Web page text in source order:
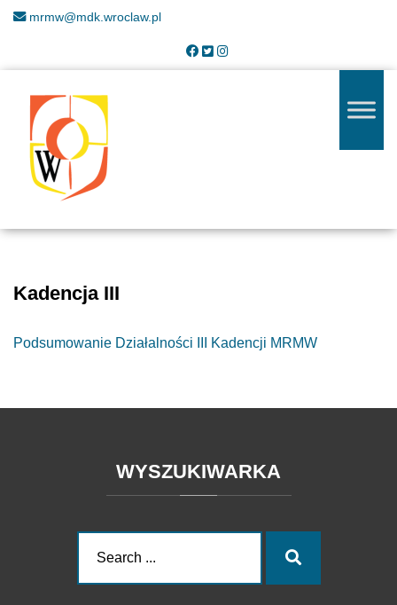
mrmw@mdk.wroclaw.pl
Kadencja III
Podsumowanie Działalności III Kadencji MRMW
WYSZUKIWARKA
Search